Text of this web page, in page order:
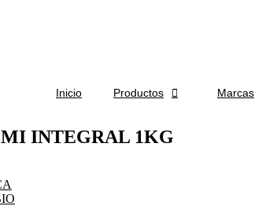
Inicio Productos  Marcas
INTEGRAL 1KG